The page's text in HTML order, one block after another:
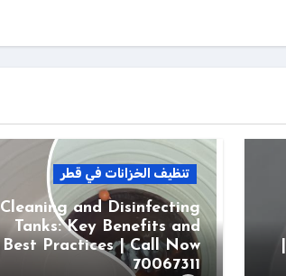
تنظيف الخزانات في قطر
Cleaning and Disinfecting
Tanks: Key Benefits and
Best Practices | Call Now
70067311